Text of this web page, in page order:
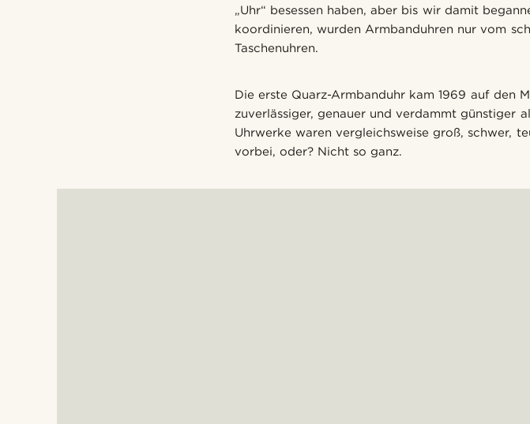
„Uhr“ besessen haben, aber bis wir damit
koordinieren, wurden Armbanduhren nur vom
Taschenuhren.
Die erste Quarz-Armbanduhr kam 1969 auf den
zuverlässiger, genauer und verdammt günstiger
Uhrwerke waren vergleichsweise groß, schwer,
vorbei, oder? Nicht so ganz.